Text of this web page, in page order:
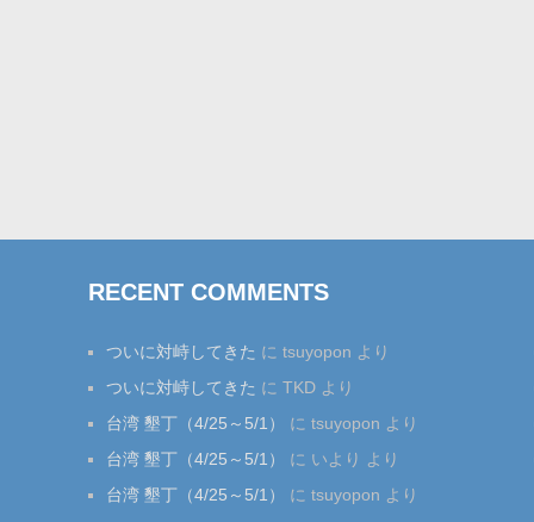
RECENT COMMENTS
ついに対峙してきた に tsuyopon より
ついに対峙してきた に TKDより
台湾 墾丁（4/25～5/1）
に tsuyopon より
台湾 墾丁（4/25～5/1）
に いより より
台湾 墾丁（4/25～5/1）
に tsuyopon より